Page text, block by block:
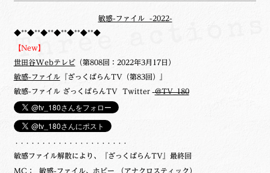
敏感-ファイル -2022-
◆**◆**◆**◆**◆**◆**◆
【New】
世田谷Webテレビ（第808回：2022年3月17日）
敏感-ファイル『ざっくばらんTV（第83回）』
敏感-ファイル ざっくばらんTV Twitter @TV_180
・・・・・・・・・・・・・・・・・・・・・
敏感ファイル解散により、『ざっくばらんTV』最終回
MC： 敏感-ファイル、 ホビー （ アナクロスティック ）